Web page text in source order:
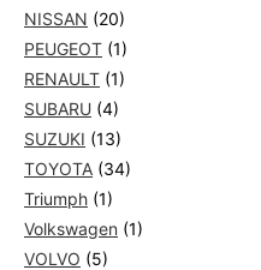
NISSAN (20)
PEUGEOT (1)
RENAULT (1)
SUBARU (4)
SUZUKI (13)
TOYOTA (34)
Triumph (1)
Volkswagen (1)
VOLVO (5)